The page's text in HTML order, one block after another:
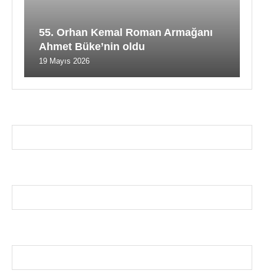
55. Orhan Kemal Roman Armağanı
Ahmet Büke’nin oldu
19 Mayıs 2026